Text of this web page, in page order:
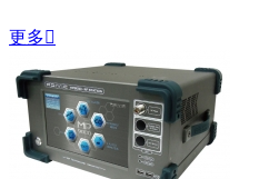
更多